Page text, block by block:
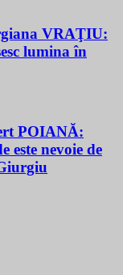
VRAŢIU:
lumina în
POIANĂ:
este nevoie de